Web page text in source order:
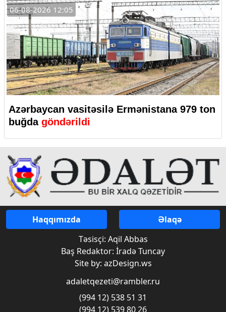
06-08-2026 12:05
Azərbaycan vasitəsilə Ermənistana 979 ton
buğda göndərildi
Haqqımızda
Əlaqə
Təsisçi: Aqil Abbas
Baş Redaktor: İradə Tuncay
Site by: azDesign.ws
adaletqezeti@rambler.ru
(994 12) 538 51 31
(994 12) 539 80 26